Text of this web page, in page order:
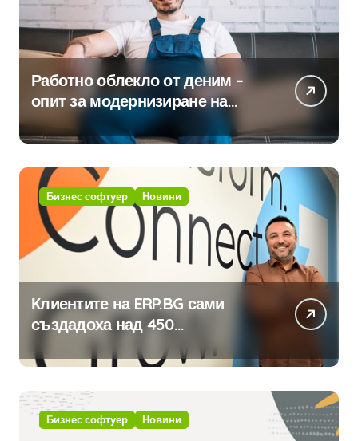
Работно облекло от деним –
опит за модернизиране на
традицията
Бизнес софтуер Новини
Клиентите на ERP.BG сами
създадоха над 450
приложения за ERP системата
с помощта на вградения в нея
изкуствен интелект
Бизнес софтуер Новини